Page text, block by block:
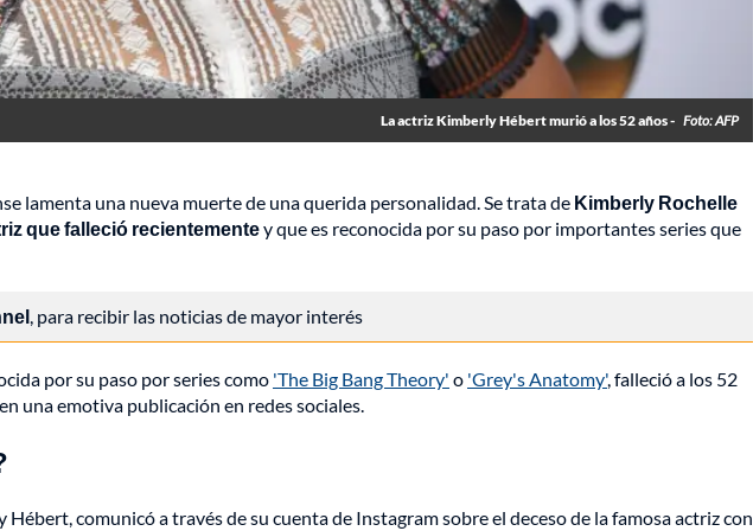
La actriz Kimberly Hébert murió a los 52 años - Foto: AFP
lamenta una nueva muerte de una querida personalidad. Se trata de Kimberly Rochelle
que falleció recientementey que es reconocida por su paso por importantes series que
, para recibir las noticias de mayor interés
por su paso por series como 'The Big Bang Theory' o 'Grey's Anatomy', falleció a los 52
una emotiva publicación en redes sociales.
comunicó a través de su cuenta de Instagram sobre el deceso de la famosa actriz con